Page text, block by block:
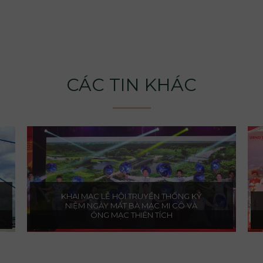
CÁC TIN KHÁC
KHAI MẠC LỄ HỘI TRUYỀN THỐNG KỶ
NIỆM NGÀY MẤT BÀ MẠC MI CÔ VÀ
ÔNG MẠC THIÊN TÍCH